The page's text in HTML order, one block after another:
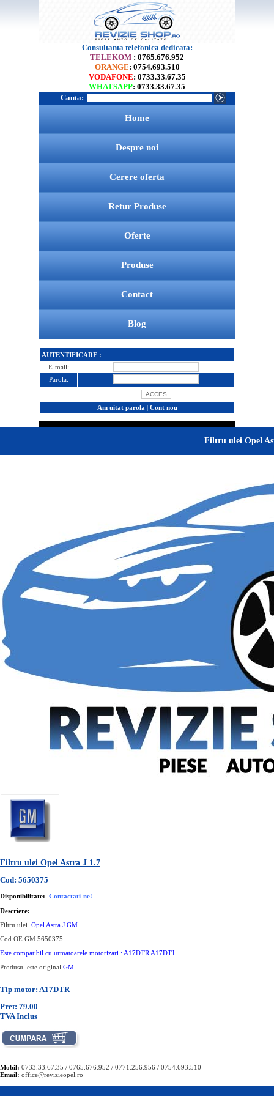
Consultanta telefonica dedicata:
TELEKOM : 0765.676.952
ORANGE: 0754.693.510
VODAFONE: 0733.33.67.35
WHATSAPP: 0733.33.67.35
Cauta:
Home
Despre noi
Cerere oferta
Retur Produse
Oferte
Produse
Contact
Blog
AUTENTIFICARE :
E-mail:
Parola:
Am uitat parola | Cont nou
Filtru ulei Opel
Filtru ulei Opel Astra J 1.7
Cod: 5650375
Disponibilitate: Contactati-ne!
Descriere:
Filtru ulei Opel Astra J GM
Cod OE GM 5650375
Este compatibil cu urmatoarele motorizari : A17DTR A17DTJ
Produsul este original GM
Tip motor: A17DTR
Pret: 79.00
TVA Inclus
Mobil: 0733.33.67.35 / 0765.676.952 / 0771.256.956 / 0754.693.510
Email: office@revizieopel.ro